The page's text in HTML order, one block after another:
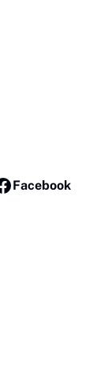
Facebook